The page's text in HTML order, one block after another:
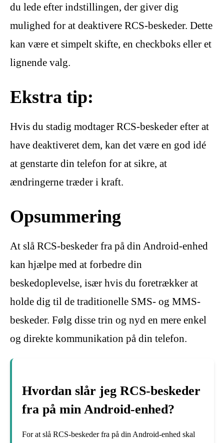
du lede efter indstillingen, der giver dig
mulighed for at deaktivere RCS-beskeder. Dette
kan være et simpelt skifte, en checkboks eller et
lignende valg.
Ekstra tip:
Hvis du stadig modtager RCS-beskeder efter at
have deaktiveret dem, kan det være en god idé
at genstarte din telefon for at sikre, at
ændringerne træder i kraft.
Opsummering
At slå RCS-beskeder fra på din Android-enhed
kan hjælpe med at forbedre din
beskedoplevelse, især hvis du foretrækker at
holde dig til de traditionelle SMS- og MMS-
beskeder. Følg disse trin og nyd en mere enkel
og direkte kommunikation på din telefon.
Hvordan slår jeg RCS-beskeder
fra på min Android-enhed?
For at slå RCS-beskeder fra på din Android-enhed skal